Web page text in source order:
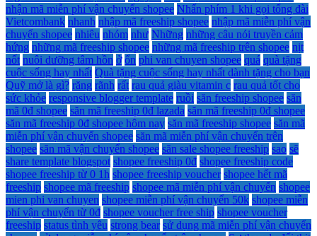
nhận mã miễn phí vận chuyển shopee Nhấn phím 1 khi gọi tổng đài
Vietcombank nhanh nhập mã freeship shopee nhập mã miễn phí vận
chuyển shopee nhiêu nhóm như Những những câu nói truyền cảm
hứng những mã freeship shopee những mã freeship trên shopee nịt
nốt nuôi dưỡng tâm hồn ở ổn phi van chuyen shopee quá quà tặng
cuộc sống hay nhất Quà tặng cuộc sống hay nhất dành tặng cho bạn
Quỹ mở là gì? răng rãnh rất rau quả giàu vitamin c rau quả tốt cho
sức khỏe responsive blogger template ruồi săn freeship shopee săn
mã 0đ shopee săn mã freeship 0đ lazada săn mã freeship 0đ shopee
săn mã freeship 0đ shopee hôm nay săn mã freeship shopee săn mã
miễn phí vận chuyển shopee săn mã miễn phí vận chuyển trên
shopee săn mã vận chuyển shopee săn sale shopee freeship sao sẽ
share template blogspot shopee freeship 0đ shopee freeship code
shopee freeship từ 0 1h shopee freeship voucher shopee hết mã
freeship shopee mã freeship shopee mã miễn phí vận chuyển shopee
mien phi van chuyen shopee miễn phí vận chuyển 50k shopee miễn
phí vận chuyển từ 0đ shopee voucher free ship shopee voucher
freeship status tình yêu strong bear sử dụng mã miễn phí vận chuyển